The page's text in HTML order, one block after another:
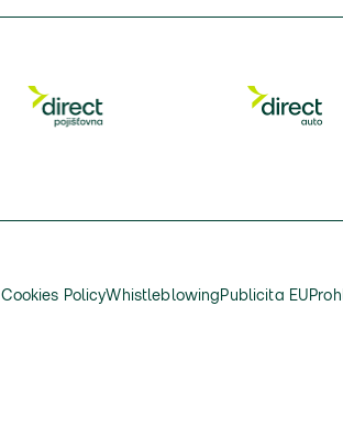
Cookies PolicyWhistleblowing Publicita EU